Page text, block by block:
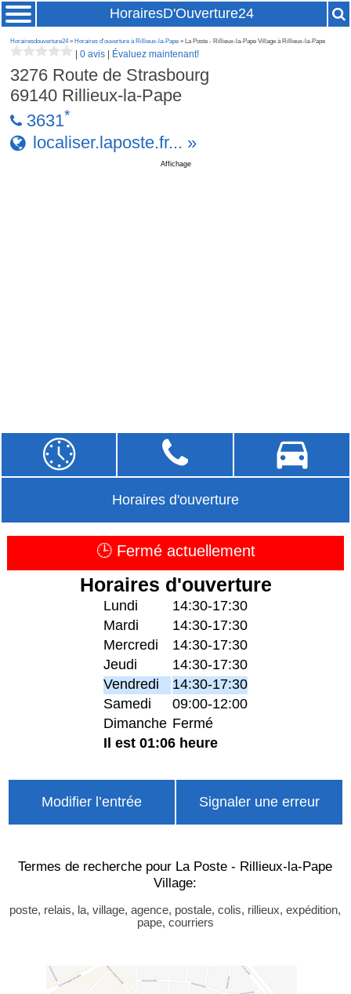
HorairesD'Ouverture24
Horairesdouverture24» Horaires d'ouverture à Rillieux-la-Pape » La Poste - Rillieux-la-Pape Village à Rillieux-la-Pape
|0 avis Évaluez maintenant!
3276 Route de Strasbourg
69140 Rillieux-la-Pape
3631*
localiser.laposte.fr... »
Affichage
Horaires d'ouverture
🕒 Fermé actuellement
Horaires d'ouverture
Lundi
14:30-17:30
Mardi
14:30-17:30
Mercredi
14:30-17:30
Jeudi
14:30-17:30
Vendredi
14:30-17:30
Samedi
09:00-12:00
Dimanche Fermé
Il est 01:06 heure
Modifier l’entrée Signaler une erreur
Termes de recherche pour La Poste - Rillieux-la-Pape
Village:
poste, relais, la, village, agence, postale, colis, rillieux, expédition,
pape, courriers